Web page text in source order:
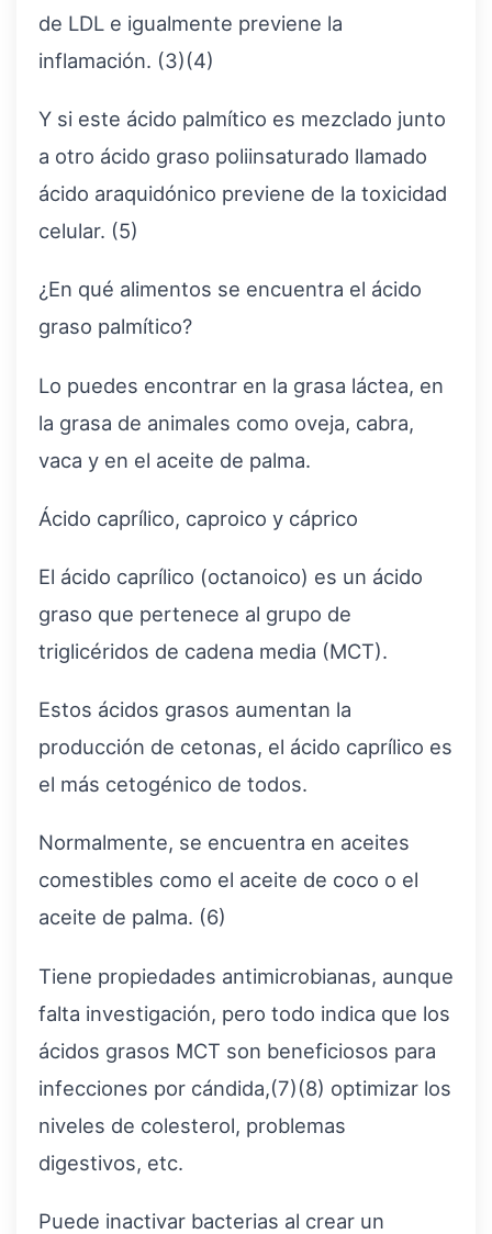
de LDL e igualmente previene la
inflamación. (3)(4)
Y si este ácido palmítico es mezclado junto
a otro ácido graso poliinsaturado llamado
ácido araquidónico previene de la toxicidad
celular. (5)
¿En qué alimentos se encuentra el ácido
graso palmítico?
Lo puedes encontrar en la grasa láctea, en
la grasa de animales como oveja, cabra,
vaca y en el aceite de palma.
Ácido caprílico, caproico y cáprico
El ácido caprílico (octanoico) es un ácido
graso que pertenece al grupo de
triglicéridos de cadena media (MCT).
Estos ácidos grasos aumentan la
producción de cetonas, el ácido caprílico es
el más cetogénico de todos.
Normalmente, se encuentra en aceites
comestibles como el aceite de coco o el
aceite de palma. (6)
Tiene propiedades antimicrobianas, aunque
falta investigación, pero todo indica que los
ácidos grasos MCT son beneficiosos para
infecciones por cándida,(7)(8) optimizar los
niveles de colesterol, problemas
digestivos, etc.
Puede inactivar bacterias al crear un